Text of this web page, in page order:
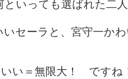
といっても選ばれた二
いセーラと、宮守一か
い＝無限大！ ですね